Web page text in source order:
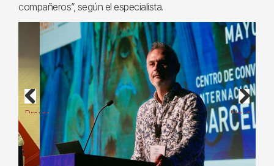
compañeros”, según el especialista.
Previous Next